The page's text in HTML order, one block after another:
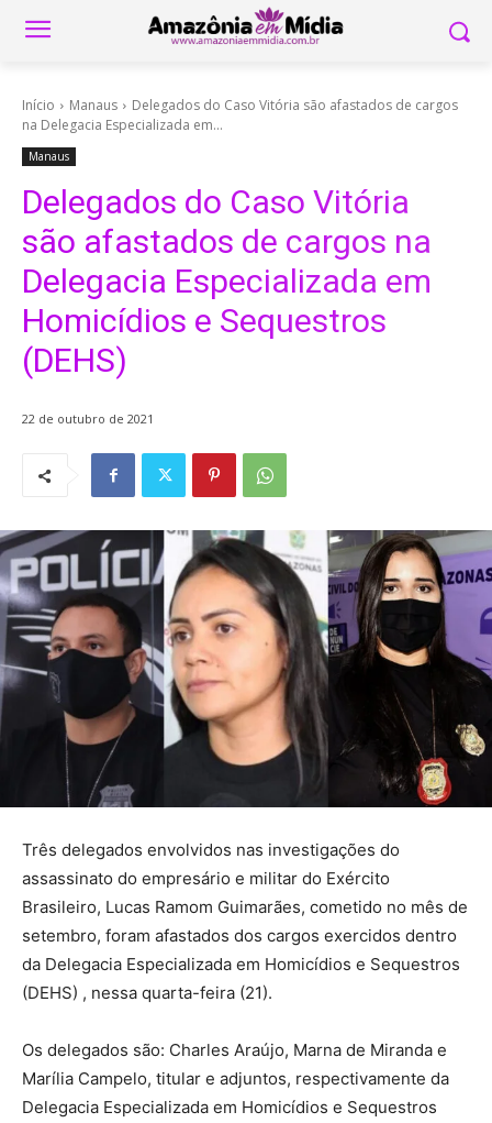
Início Manaus
Delegados do Caso Vitória são afastados de cargos
na Delegacia Especializada em...
Manaus
Delegados do Caso Vitória
são afastados de cargos na
Delegacia Especializada em
Homicídios e Sequestros
(DEHS)
22 de outubro de 2021
Três delegados envolvidos nas investigações do
assassinato do empresário e militar do Exército
Brasileiro, Lucas Ramom Guimarães, cometido no mês de
setembro, foram afastados dos cargos exercidos dentro
da Delegacia Especializada em Homicídios e Sequestros
(DEHS) , nessa quarta-feira (21).
Os delegados são: Charles Araújo, Marna de Miranda e
Marília Campelo, titular e adjuntos, respectivamente da
Delegacia Especializada em Homicídios e Sequestros